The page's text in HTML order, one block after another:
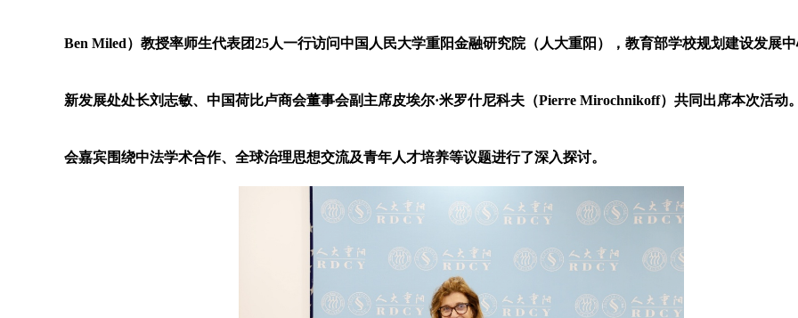
Ben Miled）教授率师生代表团25人一行访问中国人民大学重阳金融研究院（人大重阳），教育部学校规划建设发展
新发展处处长刘志敏、中国荷比卢商会董事会副主席皮埃尔·米罗什尼科夫（Pierre Mirochnikoff）共同出席本次活动
会嘉宾围绕中法学术合作、全球治理思想交流及青年人才培养等议题进行了深入探讨。